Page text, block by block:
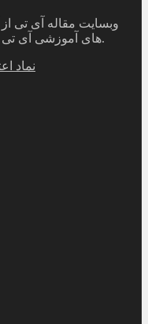
های آموزشی آی تی و کامپیوتر شروع به فعالیت کرده است.